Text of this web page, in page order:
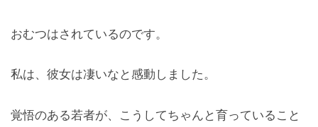
おむつはされているのです。
私は、彼女は凄いなと感動しました。
覚悟のある若者が、こうしてちゃんと育っていること